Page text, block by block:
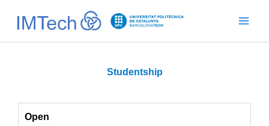
Studentship
Open